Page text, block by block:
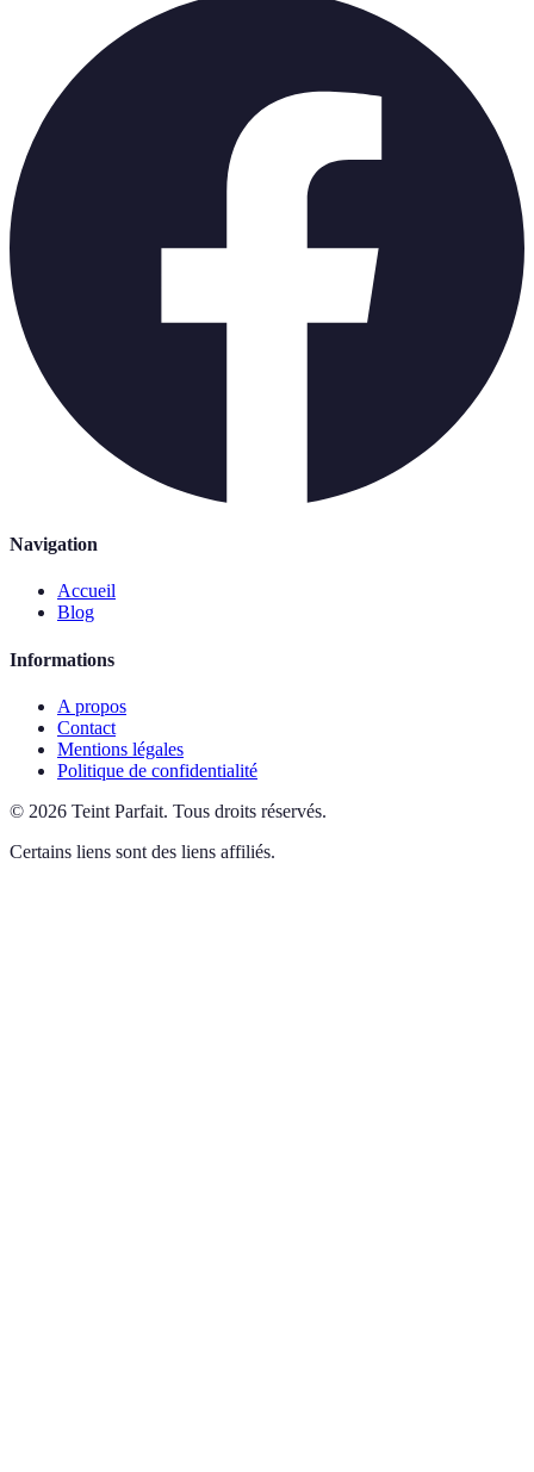
Navigation
Accueil
Blog
Informations
A propos
Contact
Mentions légales
Politique de confidentialité
© 2026 Teint Parfait. Tous droits réservés.
Certains liens sont des liens affiliés.